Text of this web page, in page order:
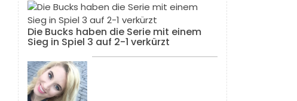
Die Bucks haben die Serie mit einem
Sieg in Spiel 3 auf 2-1 verkürzt